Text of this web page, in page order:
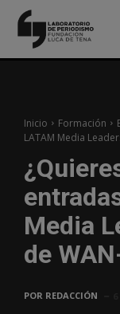
Inicio Formación
LATAM Media
Media
de
POR REDACCIÓN